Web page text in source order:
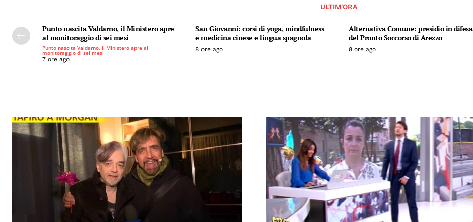
ULTIM'ORA
Punto nascita Valdarno, il Ministero apre
al monitoraggio di sei mesi
Punto nascita Valdarno, il Ministero apre al
monitoraggio di sei mesi
7 ore ago
San Giovanni: corsi di yoga, mindfulness
e medicina cinese e lingua spagnola
8 ore ago
Alternativa Comune: presidio in difesa
del Pronto Soccorso di Arezzo
8 ore ago